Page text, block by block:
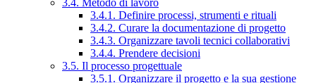
3.4. Metodo di lavoro
3.4.1. Definire processi, strumenti e rituali
3.4.2. Curare la documentazione di progetto
3.4.3. Organizzare tavoli tecnici collaborativi
3.4.4. Prendere decisioni
3.5. Il processo progettuale
3.5.1. Organizzare il progetto e la sua gestione